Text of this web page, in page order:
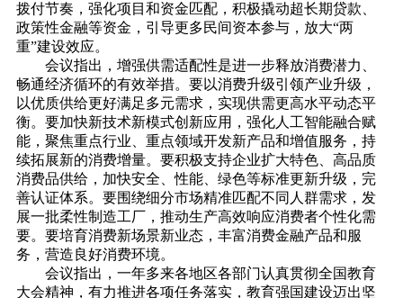
拨付节奏，强化项目和资金匹配，积极撬动超长期贷款、
政策性金融等资金，引导更多民间资本参与，放大“两
重”建设效应。
会议指出，增强供需适配性是进一步释放消费潜力、
畅通经济循环的有效举措。要以消费升级引领产业升级，
以优质供给更好满足多元需求，实现供需更高水平动态平
衡。要加快新技术新模式创新应用，强化人工智能融合赋
能，聚焦重点行业、重点领域开发新产品和增值服务，持
续拓展新的消费增量。要积极支持企业扩大特色、高品质
消费品供给，加快安全、性能、绿色等标准更新升级，完
善认证体系。要围绕细分市场精准匹配不同人群需求，发
展一批柔性制造工厂，推动生产高效响应消费者个性化需
要。要培育消费新场景新业态，丰富消费金融产品和服
务，营造良好消费环境。
会议指出，一年多来各地区各部门认真贯彻全国教育
大会精神，有力推进各项任务落实，教育强国建设迈出坚